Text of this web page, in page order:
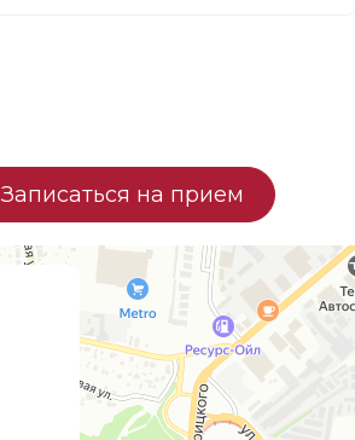
Записаться на прием